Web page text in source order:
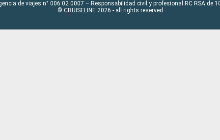
de viajes n° 006 02 0007 – Responsabilidad civil y profesional RC RSA de
© CRUISELINE 2026 - all rights reserved